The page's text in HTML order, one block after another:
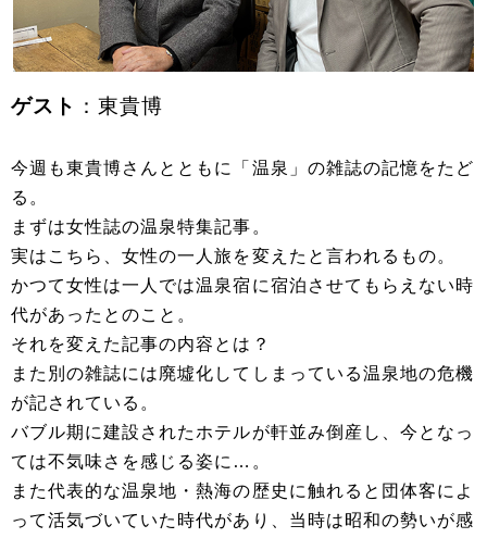
ゲスト ：東貴博
今週も東貴博さんとともに「温泉」の雑誌の記憶をたど
る。
まずは女性誌の温泉特集記事。
実はこちら、女性の一人旅を変えたと言われるもの。
かつて女性は一人では温泉宿に宿泊させてもらえない時
代があったとのこと。
それを変えた記事の内容とは？
また別の雑誌には廃墟化してしまっている温泉地の危機
が記されている。
バブル期に建設されたホテルが軒並み倒産し、今となっ
ては不気味さを感じる姿に…。
また代表的な温泉地・熱海の歴史に触れると団体客によ
って活気づいていた時代があり、当時は昭和の勢いが感